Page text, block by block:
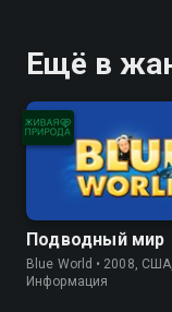
Ещё в
Подводный мир
Blue World • 2008, США,
Информация